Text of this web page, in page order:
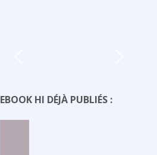
EBOOK HI DÉJÀ PUBLIÉS :